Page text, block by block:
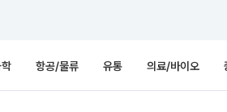
항공/물류 유통 의료/바이오